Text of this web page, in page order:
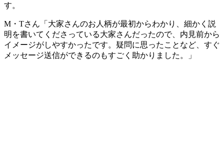
す。
M・Tさん「大家さんのお人柄が最初からわかり、細かく説
明を書いてくださっている大家さんだったので、内見前から
イメージがしやすかったです。疑問に思ったことなど、すぐ
メッセージ送信ができるのもすごく助かりました。」